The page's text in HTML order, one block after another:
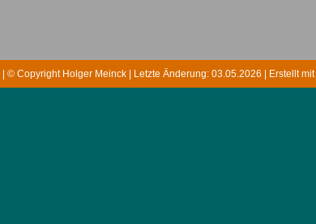
| © Copyright Holger Meinck | Letzte Änderung: 03.05.2026 | Erstellt mit